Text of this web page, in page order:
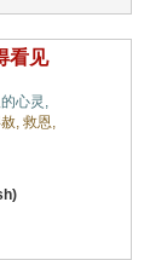
看见
的心灵,
, 救恩,